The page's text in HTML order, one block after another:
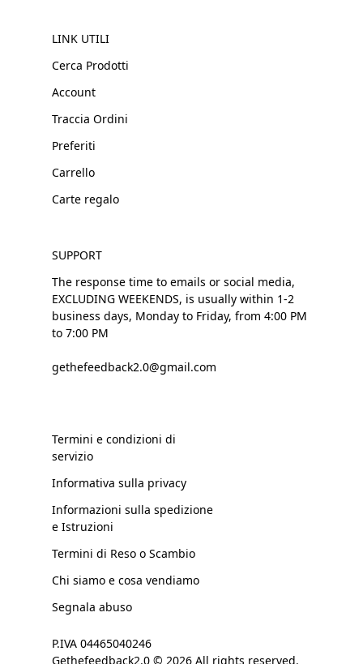
LINK UTILI
Cerca Prodotti
Account
Traccia Ordini
Preferiti
Carrello
Carte regalo
SUPPORT
The response time to emails or social media,
EXCLUDING WEEKENDS, is usually within 1-2
business days, Monday to Friday, from 4:00 PM
to 7:00 PM
gethefeedback2.0@gmail.com
Termini e condizioni di
servizio
Informativa sulla privacy
Informazioni sulla spedizione
e Istruzioni
Termini di Reso o Scambio
Chi siamo e cosa vendiamo
Segnala abuso
P.IVA 04465040246
Gethefeedback2.0 © 2026 All rights reserved.